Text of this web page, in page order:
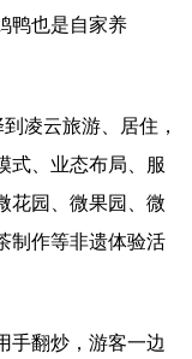
山西
江苏
鸭也是自家养
凌云旅游、居住，
式、业态布局、服
花园、微果园、微
制作等非遗体验活
翻炒，游客一边